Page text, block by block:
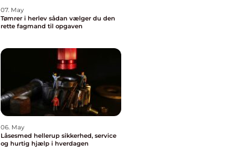
07. May
Tømrer i herlev sådan vælger du den
rette fagmand til opgaven
06. May
Låsesmed hellerup sikkerhed, service
og hurtig hjælp i hverdagen